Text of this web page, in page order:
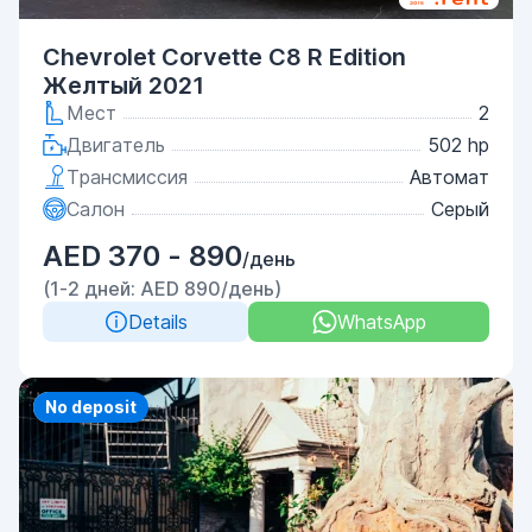
Chevrolet Corvette C8 R Edition
Желтый 2021
Мест
2
Двигатель
502 hp
Трансмиссия
Автомат
Салон
Серый
AED 370 - 890/день
(1-2 дней: AED 890/день)
Details
WhatsApp
Priority
No deposit